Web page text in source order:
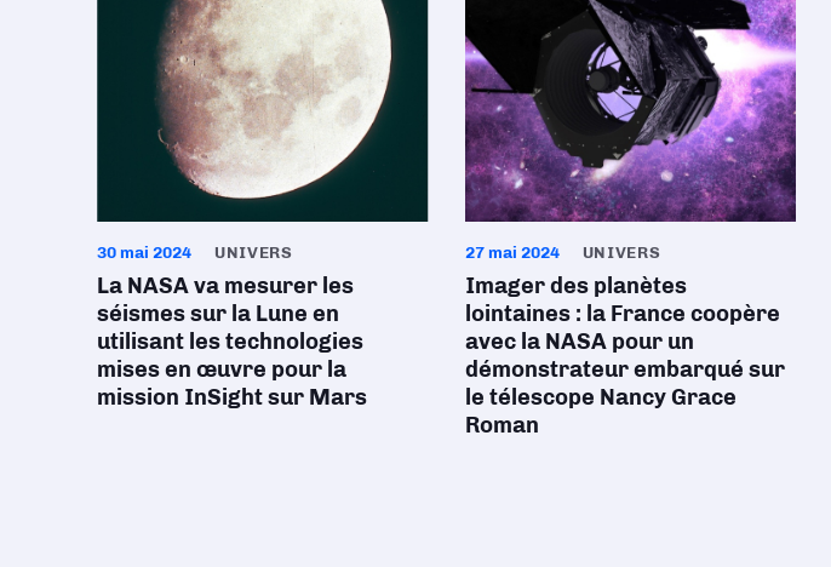
30 mai 2024 UNIVERS
La NASA va mesurer les
séismes sur la Lune en
utilisant les technologies
mises en œuvre pour la
mission InSight sur Mars
27 mai 2024 UNIVERS
Imager des planètes
lointaines : la France coopère
avec la NASA pour un
démonstrateur embarqué sur
le télescope Nancy Grace
Roman